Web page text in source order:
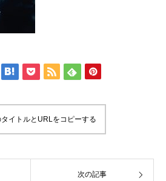
イトルとURLをコピーする
次の記事